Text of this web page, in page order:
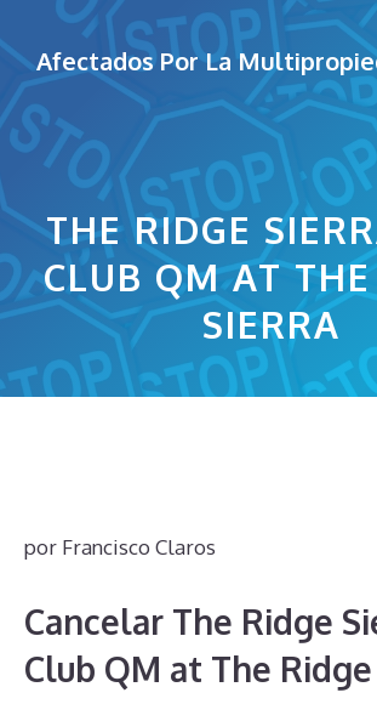
al
contenido
Afectados Por La
THE RIDGE
CLUB QM AT
SIERRA
por Francisco Claros
Cancelar The Ridge
Club QM at The